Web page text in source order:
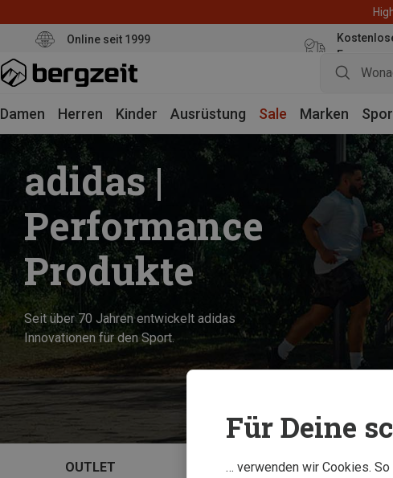
Online seit 1999
Euro
Damen Herren Kinder Ausrüstung Sale Marken
adidas |
Performance
Produkte
Seit über 70 Jahren entwickelt adidas
Innovationen für den Sport.
OUTLET BRANDWORLD
Für Deine
… verwenden wir Cookies.